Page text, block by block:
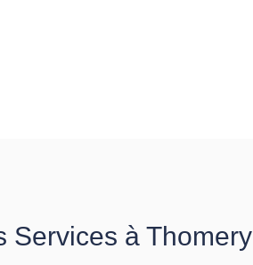
Services à Thomery